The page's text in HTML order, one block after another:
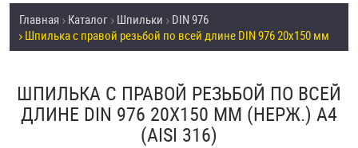
УСЛУГИ
СКИДКИ
ОПТ
ПОКУПАТЕЛЯМ
Товары со скидкой
Анкеры
Антивандальный крепёж, инструмент
Главная Каталог Шпильки
DIN 976
Шпилька с правой резьбой по всей длине DIN 976 20х150 мм
ШПИЛЬКА С ПРАВОЙ РЕЗЬБОЙ ПО ВСЕЙ
ДЛИНЕ DIN 976 20Х150 ММ (НЕРЖ.) A4
(AISI 316)